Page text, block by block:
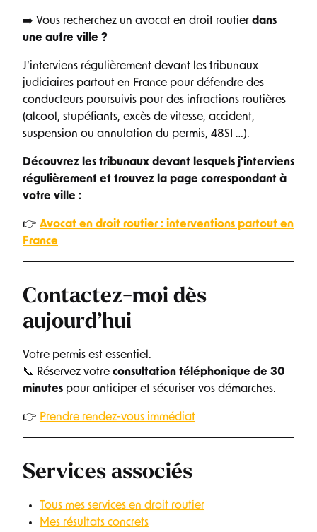
➡️ Vous recherchez un avocat en droit routier dans
une autre ville ?
J’interviens régulièrement devant les tribunaux
judiciaires partout en France pour défendre des
conducteurs poursuivis pour des infractions routières
(alcool, stupéfiants, excès de vitesse, accident,
suspension ou annulation du permis, 48SI …).
Découvrez les tribunaux devant lesquels j’interviens
régulièrement et trouvez la page correspondant à
votre ville :
👉 Avocat en droit routier : interventions partout en
France
Contactez-moi dès
aujourd’hui
Votre permis est essentiel.
📞 Réservez votre consultation téléphonique de 30
minutes pour anticiper et sécuriser vos démarches.
👉 Prendre rendez-vous immédiat
Services associés
Tous mes services en droit routier
Mes résultats concrets